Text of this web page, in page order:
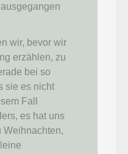
wir, bevor wir
erzählen, zu
bei so
sie es nicht
Fall
es hat uns
Weihnachten,